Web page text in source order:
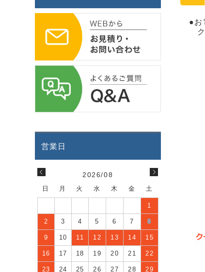
●お
クー
2026/08
日 月 火 水 木 金 土
1
2 3 4 5 6 7 8
9 10 11 12 13 14 15
16 17 18 19 20 21 22
23 24 25 26 27 28 29